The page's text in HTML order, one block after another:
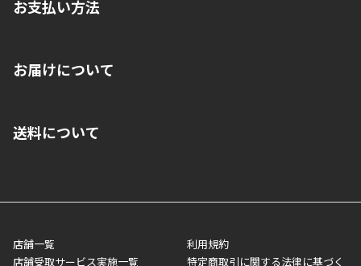
お支払い方法
いいただくことはできません。ご了承ください。
■代金引換(代引)※手数料がかかります
■商品によっては一部決済方法が使用できない場合がございま
お届けについて
ご注文が確認出来次第、1～4営業日に発送いたします。「お取り
業日にてお引渡しとなります。(離島などの場合、例外もあります)
メーカー直送品など一部商品については、その他商品との購入に
制限がかかる場合がございます。また発送日についても、通常と
送料について
店舗一覧
店舗受取サービス実施一覧
利用規約
特定商取引に関する法律に基づく